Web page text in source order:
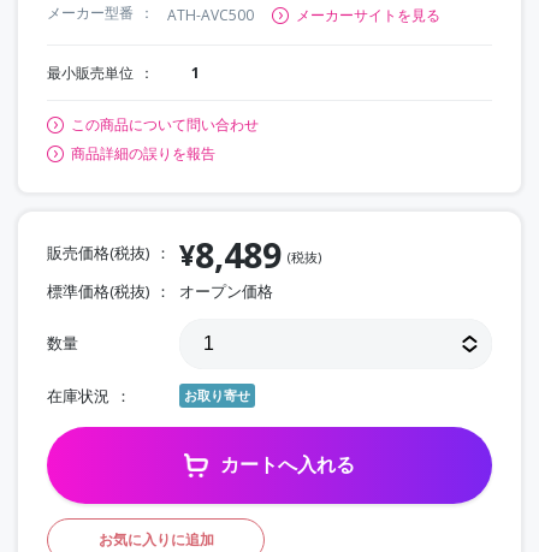
メーカー型番
ATH-AVC500 メーカーサイトを見る
最小販売単位 1
この商品について問い合わせ
商品詳細の誤りを報告
販売価格(税抜) ¥8,489 (税抜)
標準価格(税抜) オープン価格
数量
在庫状況 お取り寄せ
カートへ入れる
お気に入りに追加